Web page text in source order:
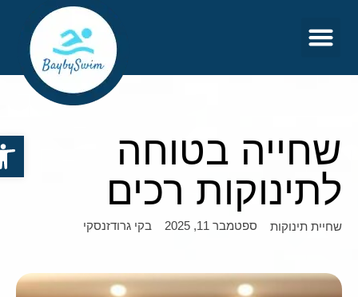
שחייה בטוחה
לתינוקות רכים
שחיית תינוקות ספטמבר 11, 2025 בקי גרודזנסקי
פתח